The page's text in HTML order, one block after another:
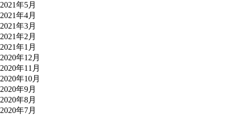
2021年5月
2021年4月
2021年3月
2021年2月
2021年1月
2020年12月
2020年11月
2020年10月
2020年9月
2020年8月
2020年7月